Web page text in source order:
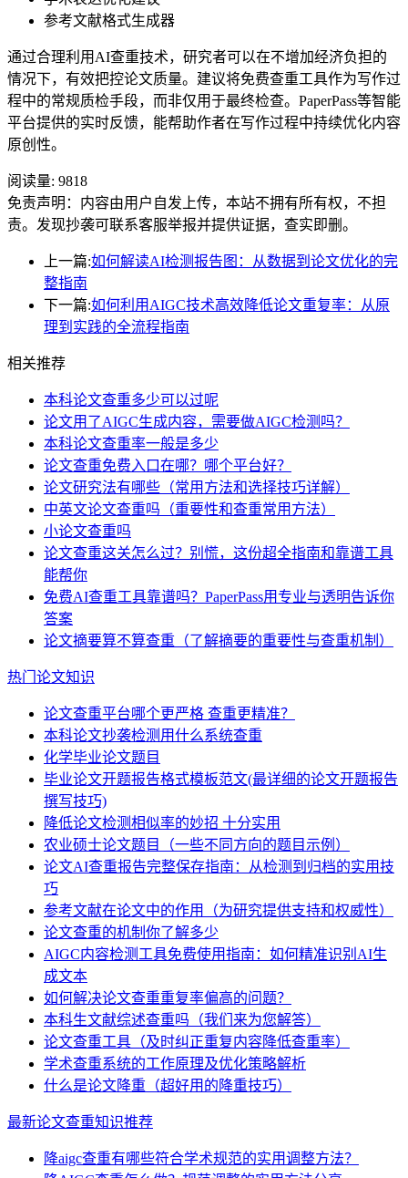
参考文献格式生成器
通过合理利用AI查重技术，研究者可以在不增加经济负担的
情况下，有效把控论文质量。建议将免费查重工具作为写作过
程中的常规质检手段，而非仅用于最终检查。PaperPass等智能
平台提供的实时反馈，能帮助作者在写作过程中持续优化内容
原创性。
阅读量: 9818
免责声明：内容由用户自发上传，本站不拥有所有权，不担
责。发现抄袭可联系客服举报并提供证据，查实即删。
上一篇:如何解读AI检测报告图：从数据到论文优化的完
整指南
下一篇:如何利用AIGC技术高效降低论文重复率：从原
理到实践的全流程指南
相关推荐
本科论文查重多少可以过呢
论文用了AIGC生成内容，需要做AIGC检测吗？
本科论文查重率一般是多少
论文查重免费入口在哪？哪个平台好？
论文研究法有哪些（常用方法和选择技巧详解）
中英文论文查重吗（重要性和查重常用方法）
小论文查重吗
论文查重这关怎么过？别慌，这份超全指南和靠谱工具
能帮你
免费AI查重工具靠谱吗？PaperPass用专业与透明告诉你
答案
论文摘要算不算查重（了解摘要的重要性与查重机制）
热门论文知识
论文查重平台哪个更严格 查重更精准？
本科论文抄袭检测用什么系统查重
化学毕业论文题目
毕业论文开题报告格式模板范文(最详细的论文开题报告
撰写技巧)
降低论文检测相似率的妙招 十分实用
农业硕士论文题目（一些不同方向的题目示例）
论文AI查重报告完整保存指南：从检测到归档的实用技
巧
参考文献在论文中的作用（为研究提供支持和权威性）
论文查重的机制你了解多少
AIGC内容检测工具免费使用指南：如何精准识别AI生
成文本
如何解决论文查重重复率偏高的问题？
本科生文献综述查重吗（我们来为您解答）
论文查重工具（及时纠正重复内容降低查重率）
学术查重系统的工作原理及优化策略解析
什么是论文降重（超好用的降重技巧）
最新论文查重知识推荐
降aigc查重有哪些符合学术规范的实用调整方法？